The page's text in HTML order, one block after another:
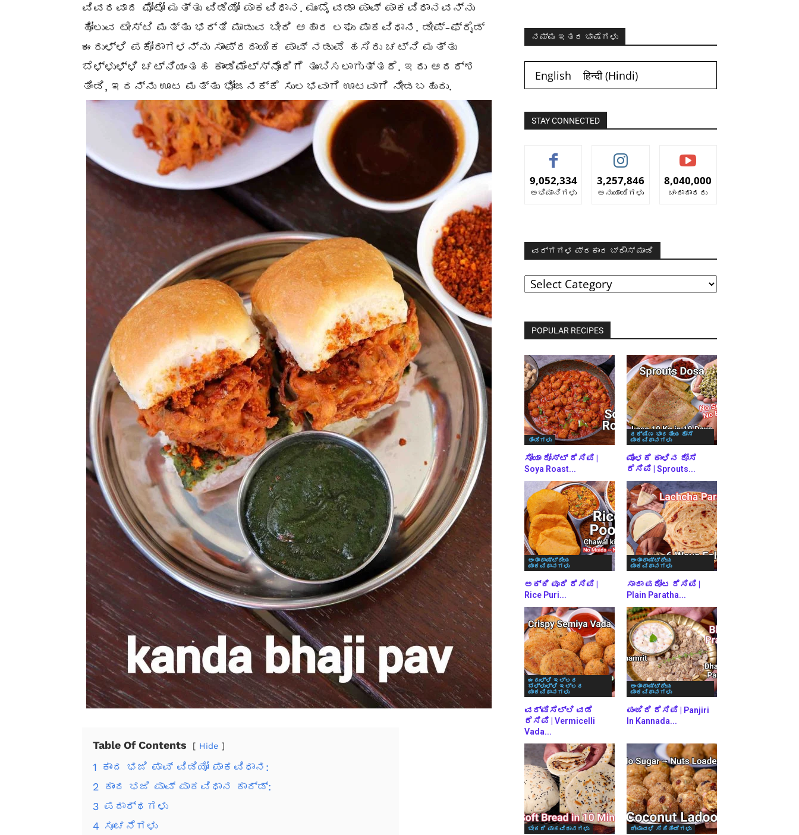
ವಿವರವಾದ ಫೋಟೋ ಮತ್ತು ವಿಡಿಯೋ ಪಾಕವಿಧಾನ. ಮುಂಬೈ ವಡಾ ಪಾವ್ ಪಾಕವಿಧಾನವನ್ನು
ಹೋಲುವ ಟೇಸ್ಟಿ ಮತ್ತು ಭರ್ತಿ ಮಾಡುವ ಬೀದಿ ಆಹಾರ ಲಘು ಪಾಕವಿಧಾನ. ಡೀಪ್-ಫ್ರೈಡ್
ಈರುಳ್ಳಿ ಪಕೋರಾಗಳನ್ನು ಸಾಂಪ್ರದಾಯಿಕ ಪಾವ್ ನಡುವೆ ಹಸಿರು ಚಟ್ನಿ ಮತ್ತು
ಬೆಳ್ಳುಳ್ಳಿ ಚಟ್ನಿಯಂತಹ ಕಾಂಡಿಮೆಂಟ್ಸ್ನೊಂದಿಗೆ ತುಂಬಿಸಲಾಗುತ್ತದೆ. ಇದು ಆದರ್ಶ
ತಿಂಡಿ, ಇದನ್ನು ಊಟ ಮತ್ತು ಭೋಜನಕ್ಕೆ ಸುಲಭವಾಗಿ ಊಟವಾಗಿ ನೀಡಬಹುದು.
Table Of Contents Hide
1 ಕಾಂದ ಭಜಿ ಪಾವ್ ವಿಡಿಯೋ ಪಾಕವಿಧಾನ:
2
ಕಾಂದ ಭಜಿ ಪಾವ್ ಪಾಕವಿಧಾನ ಕಾರ್ಡ್:
3 ಪದಾರ್ಥಗಳು
4 ಸೂಚನೆಗಳು
ನಮ್ಮ ಇತರ ಭಾಷೆಗಳು
English हिन्दी(Hindi)
STAY CONNECTED
9,052,334
ಅಭಿಮಾನಿಗಳು
3,257,846
ಅನುಯಾಯಿಗಳು
8,040,000
ಚಂದಾದಾರರು
ವರ್ಗಗಳ ಪ್ರಕಾರ ಬ್ರೌಸ್ ಮಾಡಿ
ವರ್ಗಗಳ
ಪ್ರಕಾರ
ಬ್ರೌಸ್
POPULAR RECIPES
ತಿಂಡಿಗಳು
ಸೋಯಾ ರೋಸ್ಟ್ ರೆಸಿಪಿ |
Soya Roast...
ದಕ್ಷಿಣ ಭಾರತೀಯ ದೋಸೆ
ಪಾಕವಿಧಾನಗಳು
ಮೊಳಕೆ ಕಾಳಿನ ದೋಸೆ
ರೆಸಿಪಿ | Sprouts...
ಅಂತಾರಾಷ್ಟ್ರೀಯ
ಪಾಕವಿಧಾನಗಳು
ಅಕ್ಕಿ ಪೂರಿ ರೆಸಿಪಿ |
Rice Puri...
ಅಂತಾರಾಷ್ಟ್ರೀಯ
ಪಾಕವಿಧಾನಗಳು
ಸಾದಾ ಪರೋಟ ರೆಸಿಪಿ |
Plain Paratha...
ಈರುಳ್ಳಿ ಇಲ್ಲದ
ಬೆಳ್ಳುಳ್ಳಿ ಇಲ್ಲದ
ಪಾಕವಿಧಾನಗಳು
ವರ್ಮಿಸೆಲ್ಲಿ ವಡೆ
ರೆಸಿಪಿ | Vermicelli
Vada...
ಅಂತಾರಾಷ್ಟ್ರೀಯ
ಪಾಕವಿಧಾನಗಳು
ಪಂಜಿರಿ ರೆಸಿಪಿ | Panjiri
In Kannada...
ಬೇಕರಿ ಪಾಕವಿಧಾನಗಳು ದೀಪಾವಳಿ ಸಿಹಿತಿಂಡಿಗಳು